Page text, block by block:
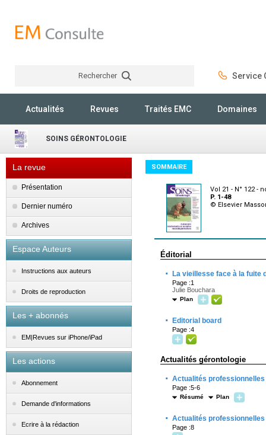
Rechercher Service
Actualités Revues Traités EMC Domaines
SOINS GÉRONTOLOGIE
La revue
Présentation
Dernier numéro
Archives
Espace Auteurs
Instructions aux auteurs
Droits de reproduction
Les + abonnés
EM|Revues sur iPhone/iPad
Les actions
Abonnement
Demande d'informations
Ecrire à la rédaction
SOMMAIRE
Vol 21 - N° 122 -
P. 1-48
© Elsevier
Éditorial
· La vieillesse face à la fuite
Page :1
Julie Bouchara
Plan
· Editorial board
Page :4
Actualités gérontologie
· Actualités professionnelles
Page :5-6
Résumé Plan
· Actualités professionnelles
Page :8